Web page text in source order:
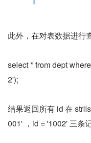
此外，在对表数据进行
select * from dept
2');
结果返回所有 id 在
001' ，id = '1002' 三条记